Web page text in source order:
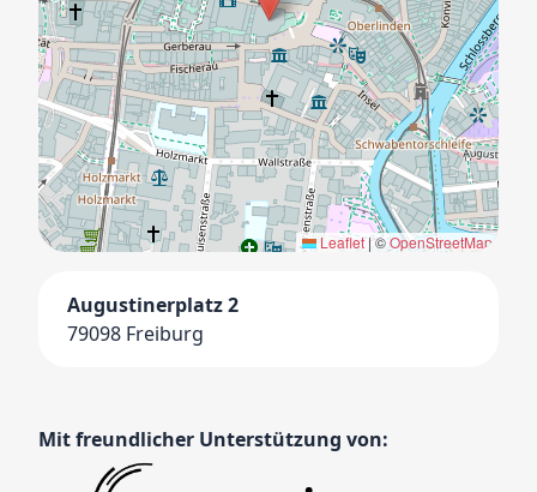
Leaflet|©OpenStreetMap
Augustinerplatz 2
79098 Freiburg
Mit freundlicher Unterstützung von: